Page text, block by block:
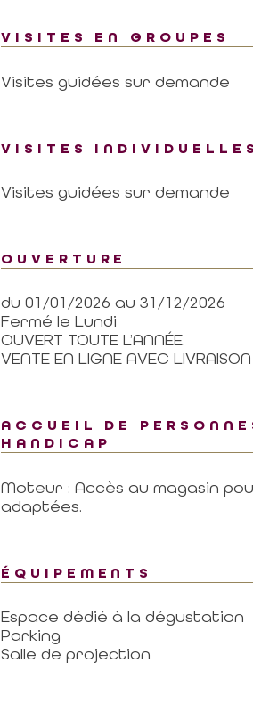
VISITES EN GROUPES
Visites guidées sur demande
VISITES INDIVIDUELLES
Visites guidées sur demande
OUVERTURE
du 01/01/2026 au 31/12/2026
Fermé le Lundi
OUVERT TOUTE L’ANNÉE.
VENTE EN LIGNE AVEC
ACCUEIL DE
HANDICAP
Moteur : Accès au magasin
adaptées.
ÉQUIPEMENTS
Espace dédié à la dégustation
Parking
Salle de projection